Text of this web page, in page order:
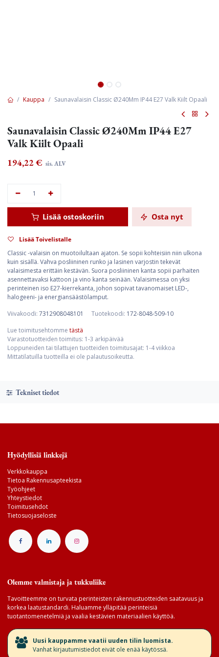
Kauppa Saunavalaisin Classic Ø240Mm IP44 E27 Valk Kiilt Opaali
Saunavalaisin Classic Ø240Mm IP44 E27
Valk Kiilt Opaali
194,22€ sis. ALV
Lisää ostoskoriin Osta nyt
Lisää Toivelistalle
Classic -valaisin on muotoilultaan ajaton. Se sopii kohteisiin niin ulkona
kuin sisällä. Vahva posliininen runko ja lasinen varjostin tekevät
valaisimesta erittäin kestävän. Suora posliininen kanta sopii parhaiten
asennettavaksi kattoon ja vino kanta seinään. Valaisimessa on yksi
perinteinen iso E27-kierrekanta, johon sopivat tavanomaiset LED-,
halogeeni- ja energiansäästölamput.
Viivakoodi: 7312908048101 Tuotekoodi: 172-8048-509-10
Lue toimitusehtomme tästä
Varastotuotteiden toimitus: 1-3 arkipäivää
Loppuneiden tai tilattujen tuotteiden toimitusajat: 1-4 viikkoa
Mittatilatuilla tuotteilla ei ole palautusoikeutta.
Tekniset tiedot
Hyödyllisiä linkkejä
Verkkokauppa
Tietoa Rakennusapteekista
Työohjeet
Yhteystiedot
Toimitusehdot
Tietosuojaseloste
Olemme valmistaja ja tukkuliike
Tavoitteemme on turvata perinteisten rakennustuotteiden saatavuus ja
korkea laatustandardi. Haluamme ylläpitää perinteisiä
tuotantomenetelmiä ja vaalia kestävien materiaalien käyttöä.
​Uusi kauppamme vaatii uuden tilin luomista.
Vanhat kirjautumistiedot eivät ole enää käytössä.